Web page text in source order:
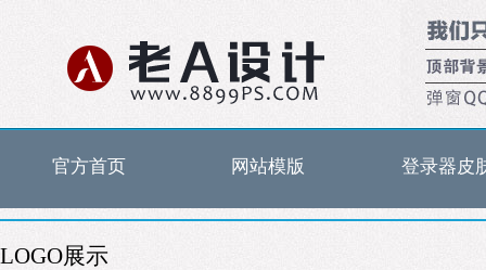
官方首页 网站模版 登录器皮
LOGO展示